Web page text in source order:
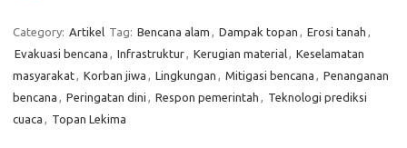
Category: Artikel Tag: Bencana alam , Dampak topan , Erosi tanah ,
Evakuasi bencana , Infrastruktur, Kerugian material, Keselamatan
masyarakat, Korban jiwa , Lingkungan , Mitigasi bencana , Penanganan
bencana , Peringatan dini , Respon pemerintah , Teknologi prediksi
cuaca , Topan Lekima